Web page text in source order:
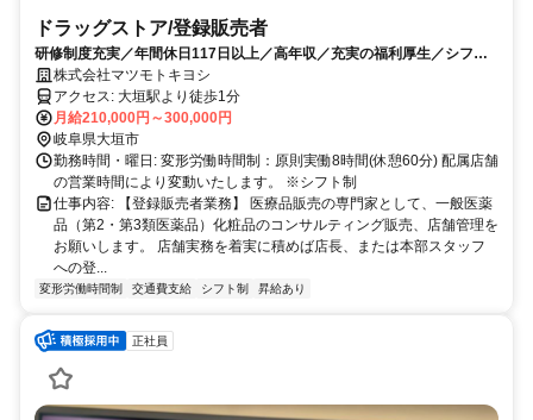
ドラッグストア/登録販売者
研修制度充実／年間休日117日以上／高年収／充実の福利厚生／シフト
制 株式会社マツモトキヨシ
アクセス: 大垣駅より徒歩1分
月給210,000円～300,000円
岐阜県大垣市
勤務時間・曜日: 変形労働時間制：原則実働8時間(休憩60分) 配属店舗
の営業時間により変動いたします。 ※シフト制
仕事内容: 【登録販売者業務】 医療品販売の専門家として、一般医薬
品（第2・第3類医薬品）化粧品のコンサルティング販売、店舗管理を
お願いします。 店舗実務を着実に積めば店長、または本部スタッフ
への登...
変形労働時間制 交通費支給 シフト制 昇給あり
正社員